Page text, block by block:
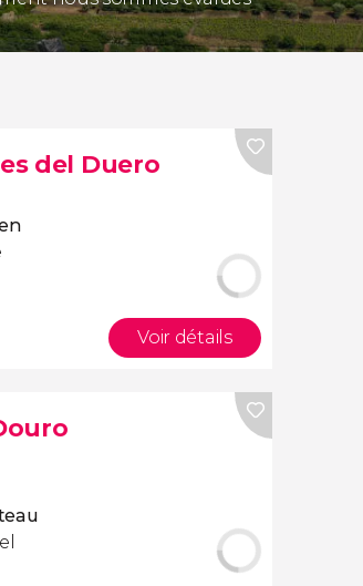
del Duero
Voir détails